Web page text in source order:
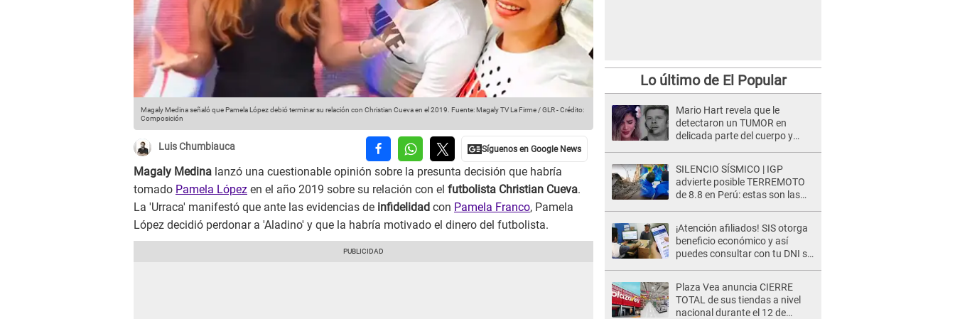
Magaly Medina señaló que Pamela López debió terminar su relación con Christian Cueva en el 2019. Fuente: Magaly TV La Firme / GLR-Crédito:
Composición
Luis Chumbiauca
Magaly Medina lanzó una cuestionable opinión sobre la presunta decisión que habría
tomado Pamela López en el año 2019 sobre su relación con el futbolista Christian Cueva.
La 'Urraca' manifestó que ante las evidencias de infidelidad con Pamela Franco, Pamela
López decidió perdonar a 'Aladino' y que la habría motivado el dinero del futbolista.
Lo último de El Popular
Mario Hart revela que le
detectaron un TUMOR en
delicada parte del cuerpo y
muy fuertes..."
SILENCIO SÍSMICO | IGP
advierte posible TERREMOTO
de 8.8 en Perú: estas son las
¡Atención afiliados! SIS otorga
beneficio económico y así
puedes consultar con tu DNI si
Plaza Vea anuncia CIERRE
TOTAL de sus tiendas a nivel
nacional durante el 12 de